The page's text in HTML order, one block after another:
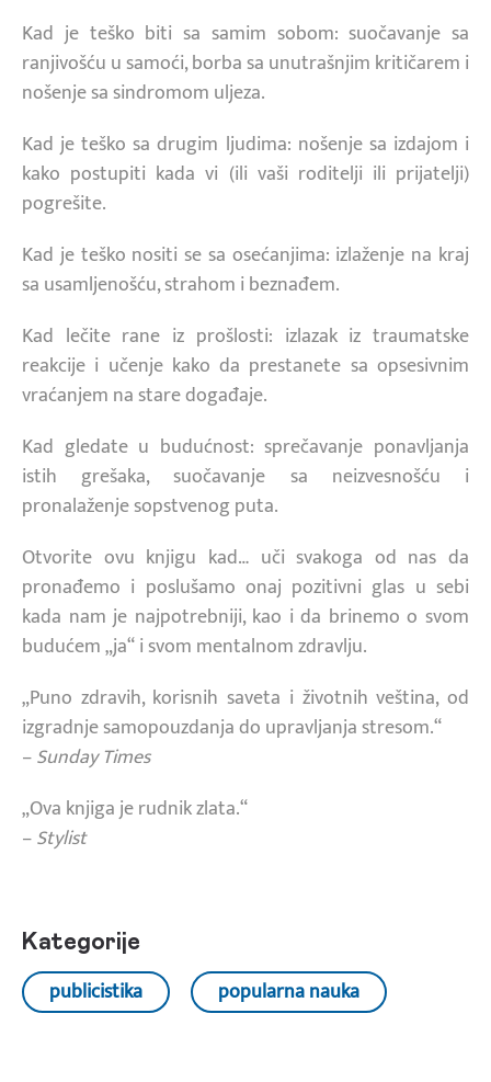
Kad je teško biti sa samim sobom: suočavanje sa
ranjivošću u samoći, borba sa unutrašnjim kritičarem i
nošenje sa sindromom uljeza.
Kad je teško sa drugim ljudima: nošenje sa izdajom i
kako postupiti kada vi (ili vaši roditelji ili prijatelji)
pogrešite.
Kad je teško nositi se sa osećanjima: izlaženje na kraj
sa usamljenošću, strahom i beznađem.
Kad lečite rane iz prošlosti: izlazak iz traumatske
reakcije i učenje kako da prestanete sa opsesivnim
vraćanjem na stare događaje.
Kad gledate u budućnost: sprečavanje ponavljanja
istih grešaka, suočavanje sa neizvesnošću i
pronalaženje sopstvenog puta.
Otvorite ovu knjigu kad… uči svakoga od nas da
pronađemo i poslušamo onaj pozitivni glas u sebi
kada nam je najpotrebniji, kao i da brinemo o svom
budućem „ja“ i svom mentalnom zdravlju.
„Puno zdravih, korisnih saveta i životnih veština, od
izgradnje samopouzdanja do upravljanja stresom.“
–Sunday Times
„Ova knjiga je rudnik zlata.“
–Stylist
Kategorije
publicistika popularna nauka